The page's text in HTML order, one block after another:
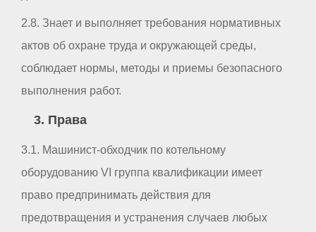
2.8. Знает и выполняет требования нормативных
актов об охране труда и окружающей среды,
соблюдает нормы, методы и приемы безопасного
выполнения работ.
3. Права
3.1. Машинист-обходчик по котельному
оборудованию VI группа квалификации имеет
право предпринимать действия для
предотвращения и устранения случаев любых